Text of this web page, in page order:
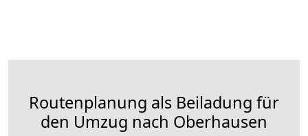
Routenplanung als Beiladung für
den Umzug nach Oberhausen